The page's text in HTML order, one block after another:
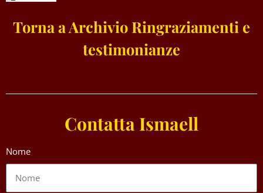
Torna a Archivio Ringraziamenti e
testimonianze
Contatta Ismaell
Nome